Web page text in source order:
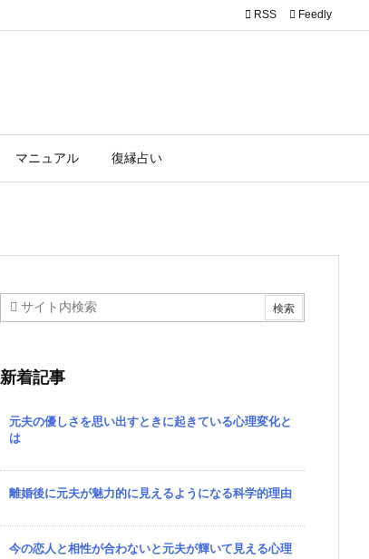
マニュアル 復縁占い
 RSS Feedly
新着記事
元夫の優しさを思い出すときに起きている心理変化と
は
離婚後に元夫が魅力的に見えるようになる科学的理由
今の恋人と相性が合わないと元夫が輝いて見える心理